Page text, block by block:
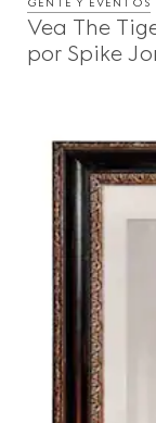
Vea The
por Spike